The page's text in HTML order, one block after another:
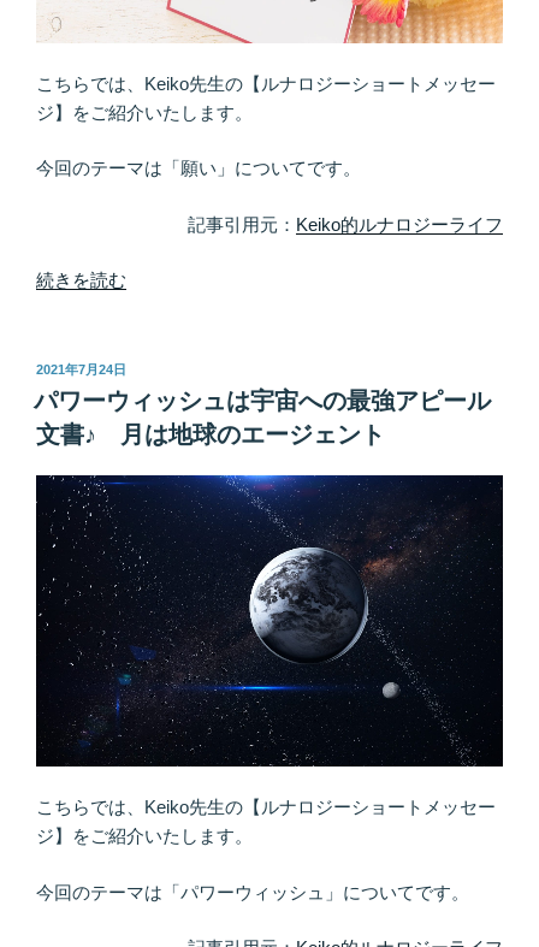
邪
気
は、
「運
の
の
こちらでは、Keiko先生の【ルナロジーショートメッセー
ジ】をご紹介いたします。
今回のテーマは「願い」についてです。
記事引用元： Keiko的ルナロジーライフ
“あ
が
エ
コ
ヒ
イ
キ
さ
れ
る
に
理
由
が
あ
る！
叶
た
続きを読む
投
日:
2021年7月24日
パワーウィッシュは宇宙への最強アピール
文書♪ 月は地球のエージェント
こちらでは、Keiko先生の【ルナロジーショートメッセー
ジ】をご紹介いたします。
今回のテーマは「パワーウィッシュ」についてです。